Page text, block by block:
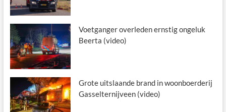
Voetganger overleden ernstig ongeluk
Beerta (video)
Grote uitslaande brand in woonboerderij
Gasselternijveen (video)